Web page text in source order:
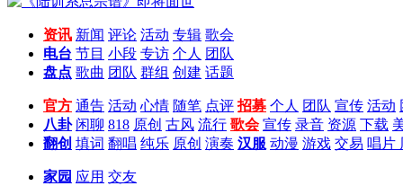
资讯 新闻 评论 活动 专辑 歌会
电台 节目 小段 专访 个人 团队
盘点 歌曲 团队 群组 创建 话题
官方 通告 活动 心情 随笔 点评 招募 个人 团队 宣传 活动
八卦 闲聊 818 原创 古风 流行 歌会 宣传 录音 资源 下载
翻创 填词 翻唱 纯乐 原创 演奏 汉服 动漫 游戏 交易 唱片
家园 应用 交友